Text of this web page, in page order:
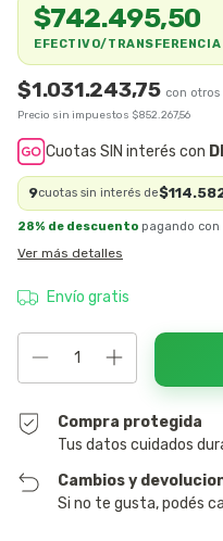
$1.031.243,75
Precio sin impuestos $852.267,56
$742.495,50
EFECTIVO/TRANSFERENCIA
Cuotas SIN interés con
9cuotas sin interés de
28% de descuento pagando
Ver más detalles
Envío gratis
Compra protegida
Tus datos cuidados
Cambios y
Si no te gusta, podés